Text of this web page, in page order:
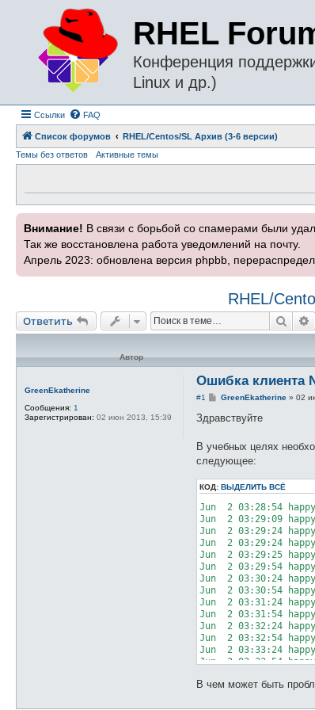
RHEL
Конференция
Linux и др.)
Ссылки FAQ
Список форумов
RHEL/Centos/SL Архив (3-6 версии)
Темы без ответов
Активные темы
Внимание! В связи с борьбой со спамерами были
Так же восстановлена работа уведомлений на почту.
Апрель 2023: обновлена версия phpbb,
RHEL/
Ответить Поиск
Автор
GreenEkatherine
Сообщения: 1
Зарегистрирован: 02 июн 2013, 15:39
Ошибка клиента
#1
С
о
е
и
GreenEkatherine» 02
Здравствуйте
В учебных целях
следующее:
КОД: ВЫДЕЛИТЬ ВСЁ
Jun  2 03:28:54
Jun  2 03:29:09
Jun  2 03:29:24
Jun  2 03:29:24
Jun  2 03:29:25
Jun  2 03:29:54
Jun  2 03:30:24
Jun  2 03:30:54
Jun  2 03:31:24
Jun  2 03:31:54
Jun  2 03:32:24
Jun  2 03:32:54
Jun  2 03:33:24
Jun  2 03:33:54
Jun  2 03:34:34
В чем может быть